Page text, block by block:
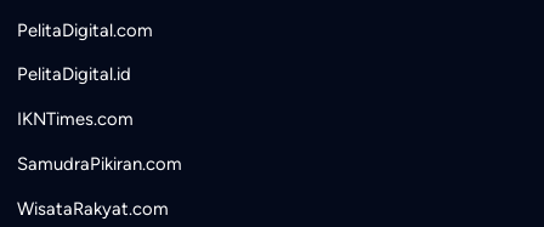
PelitaDigital.com
PelitaDigital.id
IKNTimes.com
SamudraPikiran.com
WisataRakyat.com